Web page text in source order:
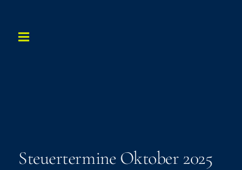
Inhalt
Steu­er­ter­mi­ne Okto­ber 2025